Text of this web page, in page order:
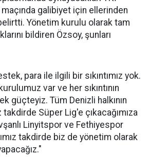
galibiyet için ellerinden
Yönetim kurulu olarak tam
bildiren Özsoy, şunları
para ile ilgili bir sıkıntımız yok.
var ve her sıkıntının
güçteyiz. Tüm Denizli halkının
takdirde Süper Lig'e çıkacağımıza
Linyitspor ve Fethiyespor
takdirde biz de yönetim olarak